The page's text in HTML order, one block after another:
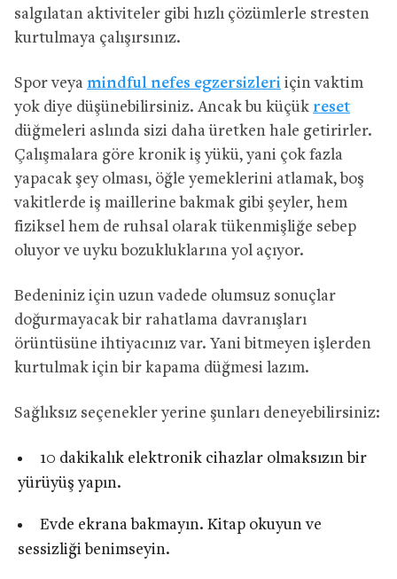
salgılatan aktiviteler gibi hızlı çözümlerle stresten
kurtulmaya çalışırsınız.
Spor veya mindful nefes egzersizleri için vaktim
yok diye düşünebilirsiniz. Ancak bu küçük reset
düğmeleri aslında sizi daha üretken hale getirirler.
Çalışmalara göre kronik iş yükü, yani çok fazla
yapacak şey olması, öğle yemeklerini atlamak, boş
vakitlerde iş maillerine bakmak gibi şeyler, hem
fiziksel hem de ruhsal olarak tükenmişliğe sebep
oluyor ve uyku bozukluklarına yol açıyor.
Bedeniniz için uzun vadede olumsuz sonuçlar
doğurmayacak bir rahatlama davranışları
örüntüsüne ihtiyacınız var. Yani bitmeyen işlerden
kurtulmak için bir kapama düğmesi lazım.
Sağlıksız seçenekler yerine şunları deneyebilirsiniz:
10 dakikalık elektronik cihazlar olmaksızın bir
yürüyüş yapın.
Evde ekrana bakmayın. Kitap okuyun ve
sessizliği benimseyin.